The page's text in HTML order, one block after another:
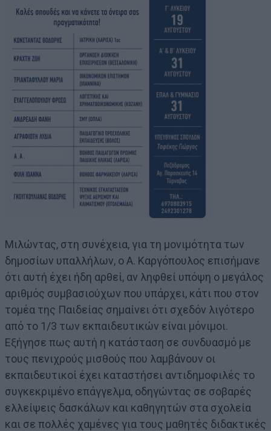
Μιλώντας, στη συνέχεια, για τη μονιμότητα των
δημοσίων υπαλλήλων, ο Α. Καργόπουλος επισήμανε
ότι αυτή έχει ήδη αρθεί, αν ληφθεί υπόψη ο μεγάλος
αριθμός συμβασιούχων που υπάρχει, κάτι που στον
τομέα της Παιδείας σημαίνει ότι σχεδόν λιγότερο
από το 1/3 των εκπαιδευτικών είναι μόνιμοι.
Εξήγησε πως αυτή η κατάσταση σε συνδυασμό με
τους πενιχρούς μισθούς που λαμβάνουν οι
εκπαιδευτικοί έχει καταστήσει αντιδημοφιλές το
συγκεκριμένο επάγγελμα, οδηγώντας σε σοβαρές
ελλείψεις δασκάλων και καθηγητών στα σχολεία
και σε πολλές χαμένες για τους μαθητές διδακτικές